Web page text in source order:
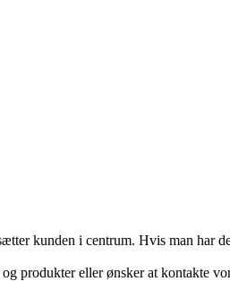
kunden i centrum. Hvis man har
produkter eller ønsker at kontakte